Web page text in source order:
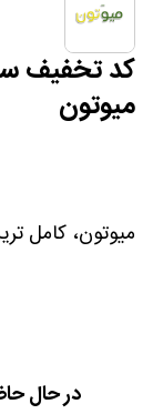
کد تخفیف
میوتون
میوتون، کامل
در حال